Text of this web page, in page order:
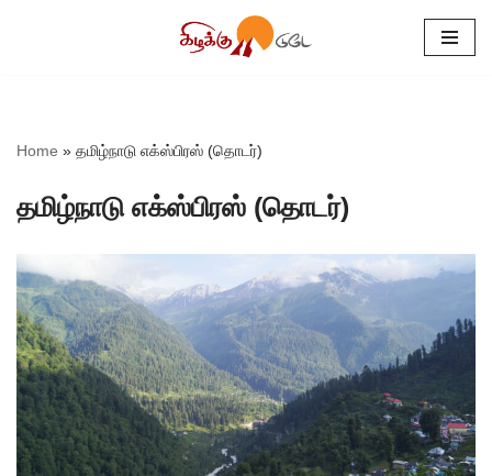
Home » தமிழ்நாடு எக்ஸ்பிரஸ் (தொடர்)
தமிழ்நாடு எக்ஸ்பிரஸ் (தொடர்)